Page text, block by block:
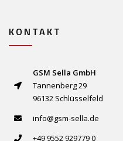
KONTAKT
GSM Sella GmbH
Tannenberg 29
96132 Schlüsselfeld
info@gsm-sella.de
+49 9552 929779 0